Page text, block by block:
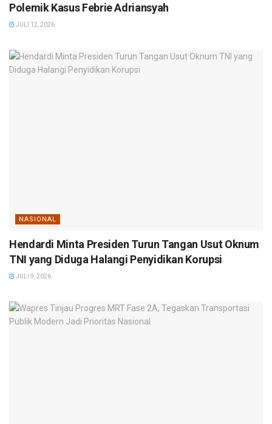
Polemik Kasus Febrie Adriansyah
JULI 12, 2026
NASIONAL
Hendardi Minta Presiden Turun Tangan Usut Oknum
TNI yang Diduga Halangi Penyidikan Korupsi
JULI 9, 2026